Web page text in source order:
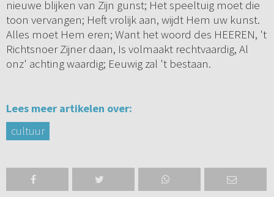
nieuwe blijken van Zijn gunst; Het speeltuig moet die
toon vervangen; Heft vrolijk aan, wijdt Hem uw kunst.
Alles moet Hem eren; Want het woord des HEEREN, 't
Richtsnoer Zijner daan, Is volmaakt rechtvaardig, Al
onz' achting waardig; Eeuwig zal 't bestaan.
Lees meer artikelen over:
cultuur